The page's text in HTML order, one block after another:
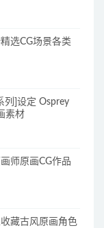
选CG场景各类
列]设定 Osprey
素材
师原画CG作品
藏古风原画角色